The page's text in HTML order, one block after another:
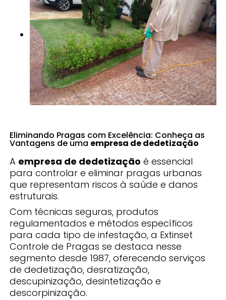
Eliminando Pragas com Excelência: Conheça as
Vantagens de uma empresa de dedetização
A empresa de dedetização é essencial
para controlar e eliminar pragas urbanas
que representam riscos à saúde e danos
estruturais.
Com técnicas seguras, produtos
regulamentados e métodos específicos
para cada tipo de infestação, a Extinset
Controle de Pragas se destaca nesse
segmento desde 1987, oferecendo serviços
de dedetização, desratização,
descupinização, desintetização e
descorpinização.